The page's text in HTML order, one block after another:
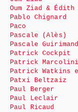
Oum Ziad & Édith
Pablo Chignard
Paco
Pascale (Alès)
Pascale Guirimand
Patrick Cockpit
Patrick Marcolini
Patrick Watkins
Patxi Beltzaiz
Paul Berger
Paul Leclair
Paul Ricaud